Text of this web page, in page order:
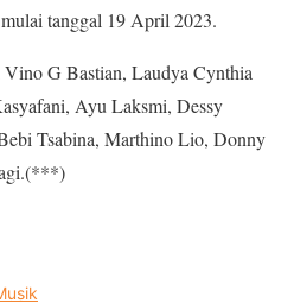
tanggal 19 April 2023.
G Bastian, Laudya Cynthia
Ayu Laksmi, Dessy
Tsabina, Marthino Lio, Donny